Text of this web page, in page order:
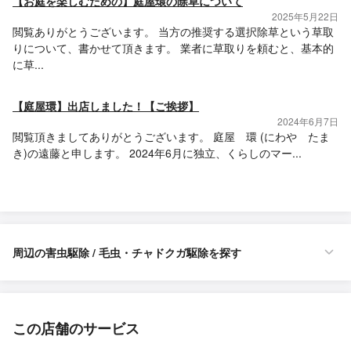
2025年5月22日
閲覧ありがとうございます。 当方の推奨する選択除草という草取
りについて、書かせて頂きます。 業者に草取りを頼むと、基本的
に草...
【庭屋環】出店しました！【ご挨拶】
2024年6月7日
閲覧頂きましてありがとうございます。 庭屋 環 (にわや たま
き)の遠藤と申します。 2024年6月に独立、くらしのマー...
周辺の害虫駆除 / 毛虫・チャドクガ駆除を探す
この店舗のサービス